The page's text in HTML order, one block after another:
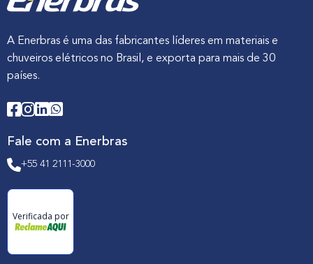
A Enerbras é uma das fabricantes líderes em materiais e
chuveiros elétricos no Brasil, e exporta para mais de 30
países.
Fale com a Enerbras
+55 41 2111-3000
Verificada por